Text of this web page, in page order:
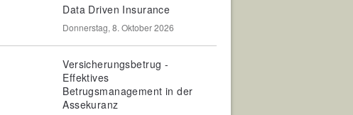
Data Driven Insurance
Donnerstag, 8. Oktober 2026
Versicherungsbetrug -
Effektives
Betrugsmanagement in der
Assekuranz